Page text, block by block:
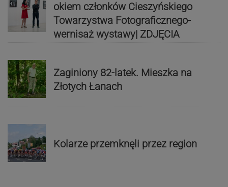
okiem członków Cieszyńskiego
Towarzystwa Fotograficznego-
wernisaż wystawy| ZDJĘCIA
Zaginiony 82-latek. Mieszka na
Złotych Łanach
Kolarze przemknęli przez region